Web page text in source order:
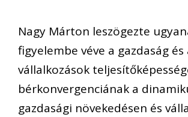
Nagy Márton leszögezte
figyelembe véve a gazdaság és
vállalkozások
bérkonvergenciának a
gazdasági növekedésen és